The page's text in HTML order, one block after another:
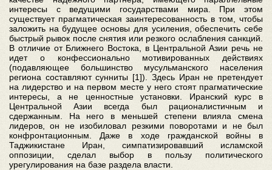
интересы с ведущими государствами мира. При этом
существует прагматическая заинтересованность в том, чтобы
заложить на будущее основы для усиления, обеспечить себе
быстрый рывок после снятия или резкого ослабления санкций.
В отличие от Ближнего Востока, в Центральной Азии речь не
идет о конфессионально мотивированных действиях
(подавляющее большинство мусульманского населения
региона составляют сунниты [1]). Здесь Иран не претендует
на лидерство и на первом месте у него стоят прагматические
интересы, а не ценностные установки. Иранский курс в
Центральной Азии всегда был рационалистичным и
сдержанным. На него в меньшей степени влияла смена
лидеров, он не изобиловал резкими поворотами и не был
конфронтационным. Даже в ходе гражданской войны в
Таджикистане Иран, симпатизировавший исламской
оппозиции, сделал выбор в пользу политического
урегулирования на базе раздела власти.